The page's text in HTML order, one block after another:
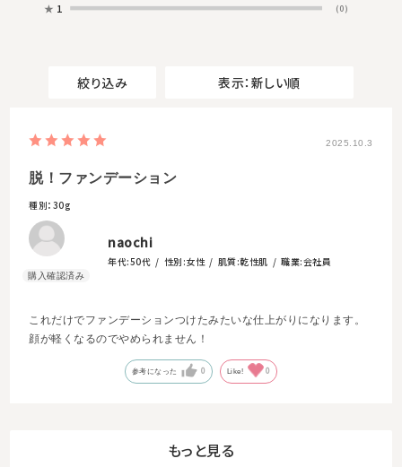
★ 1 (0)
絞り込み 表示：新しい順
2025.10.3
脱！ファンデーション
種別：30g
naochi
年代:50代 性別:女性 肌質:乾性肌 職業:会社員
これだけでファンデーションつけたみたいな仕上がりになります。
顔が軽くなるのでやめられません！
参考になった 0 Like! 0
もっと見る